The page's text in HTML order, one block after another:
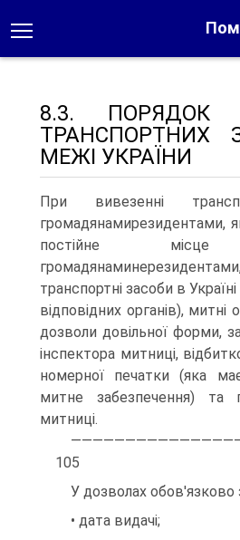
8.3. ПОРЯДОК
ТРАНСПОРТНИХ
МЕЖІ УКРАЇНИ
При вивезенні
громадянамирезидентами,
постійне місце
транспортні засоби в
відповідних органів),
дозволи довільної форми,
інспектора митниці,
номерної печатки (яка
митне забезпечення) та
митниці.
105
У дозволах обов'язково
• дата видачі;